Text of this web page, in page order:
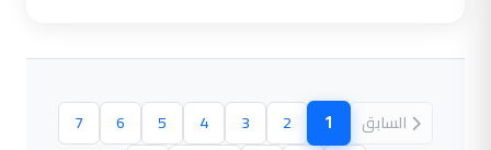
السابق 1
(الصفحة الحالية)
2
3
4
5
6
7